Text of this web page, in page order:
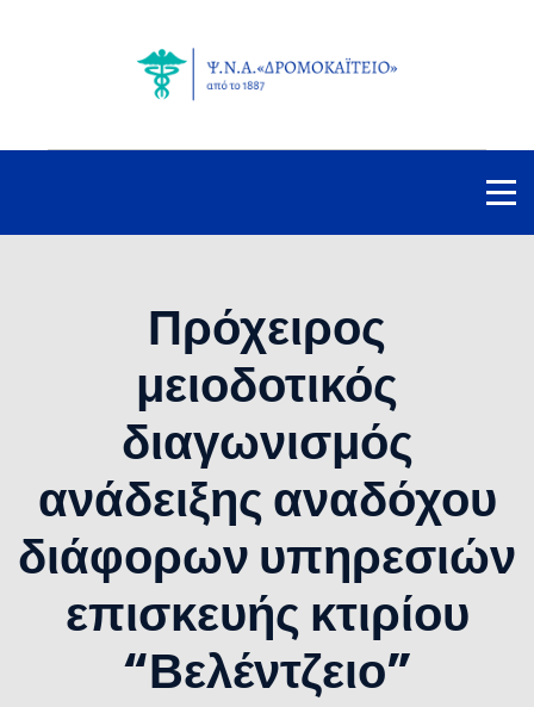
Πρόχειρος
μειοδοτικός
διαγωνισμός
ανάδειξης αναδόχου
διάφορων υπηρεσιών
επισκευής κτιρίου
“Βελέντζειο”